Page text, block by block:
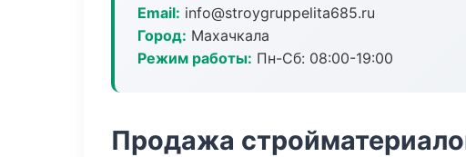
Email: info@stroygruppelita685.ru
Город: Махачкала
Режим работы: Пн-Сб: 08:00-19:00
Продажа